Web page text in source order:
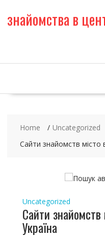
o
n
знайомства в
Home
Uncategorized
Сайти знайомств місто
Uncategorized
Сайти
Україна